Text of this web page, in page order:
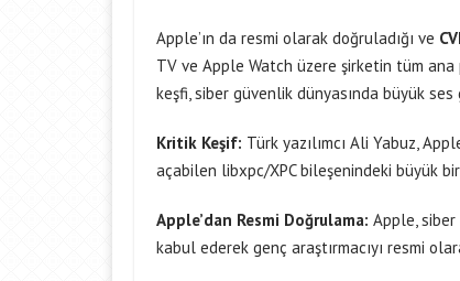
Apple’ın da resmi olarak doğruladığı ve
TV ve Apple Watch üzere şirketin tüm
keşfi, siber güvenlik dünyasında büyük
Kritik Keşif: Türk yazılımcı Ali Yabuz,
açabilen libxpc/XPC bileşenindeki büyük
Apple’dan Resmi Doğrulama: Apple, siber
kabul ederek genç araştırmacıyı resmi